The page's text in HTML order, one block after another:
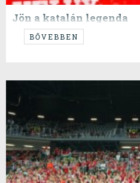
Jön a katalán legenda
Az ősz meccse a címvédő ellen!
BŐVEBBEN